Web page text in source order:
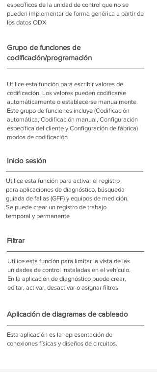
específicos de la unidad de control que no se
pueden implementar de forma genérica a partir de
los datos ODX
Grupo de funciones de
codificación/programación
Utilice esta función para escribir valores de
codificación. Los valores pueden codificarse
automáticamente o establecerse manualmente.
Este grupo de funciones incluye (Codificación
automática, Codificación manual, Configuración
específica del cliente y Configuración de fábrica)
modos de codificación
Inicio sesión
Utilice esta función para activar el registro
para aplicaciones de diagnóstico, búsqueda
guiada de fallas (GFF) y equipos de medición.
Se puede crear un registro de trabajo
temporal y permanente
Filtrar
Utilice esta función para limitar la vista de las
unidades de control instaladas en el vehículo.
En la aplicación de diagnóstico puede crear,
editar, activar, desactivar o asignar filtros
Aplicación de diagramas de cableado
Esta aplicación es la representación de
conexiones físicas y diseños de circuitos.